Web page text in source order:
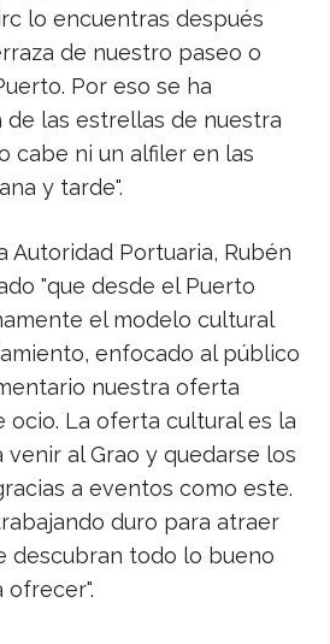
lo encuentras después
de nuestro paseo o
Por eso se ha
las estrellas de nuestra
cabe ni un alfiler en las
y tarde".
Autoridad Portuaria, Rubén
"que desde el Puerto
el modelo cultural
enfocado al público
nuestra oferta
ocio. La oferta cultural es la
venir al Grao y quedarse los
a eventos como este.
duro para atraer
descubran todo lo bueno
ofrecer".